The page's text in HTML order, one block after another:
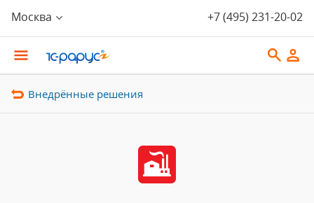
Москва +7 (495) 231-20-02
Внедрённые решения